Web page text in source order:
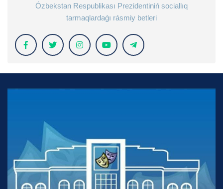
Ózbekstan Respublikası Prezidentiniń sociallıq
tarmaqlardaǵı rásmiy betleri